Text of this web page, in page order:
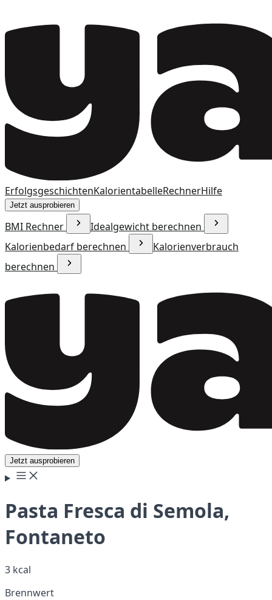
ErfolgsgeschichtenKalorientabelleRechnerHilfe
Jetzt ausprobieren
BMI Rechner
Idealgewicht berechnen
Kalorienbedarf berechnen
Kalorienverbrauch
berechnen
Jetzt ausprobieren
Pasta Fresca di Semola,
Fontaneto
3 kcal
Brennwert